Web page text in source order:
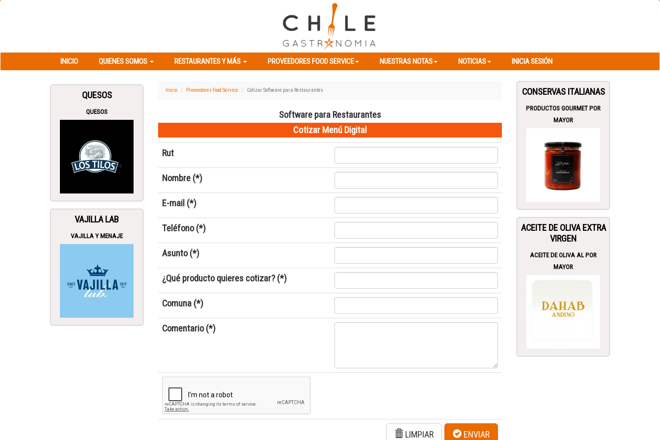
INICIO QUIENES SOMOS RESTAURANTES Y MÁS PROVEEDORES FOOD SERVICE NUESTRAS NOTAS NOTICIAS INICIA SESIÓN
PROVEEDORES FOOD SERVICE
QUESOS
QUESOS
VAJILLA LAB
VAJILLA Y MENAJE
Inicio Proveedores Food Service Cotizar Software para Restaurantes
Software para Restaurantes
Cotizar Menú Digital
Rut
Nombre (*)
E-mail (*)
Teléfono (*)
Asunto (*)
¿Qué producto quieres cotizar? (*)
Comuna (*)
Comentario (*)
ENVIAR
LIMPIAR
CONSERVAS ITALIANAS
PRODUCTOS GOURMET POR
MAYOR
ACEITE DE OLIVA EXTRA
VIRGEN
ACEITE DE OLIVA AL POR
MAYOR